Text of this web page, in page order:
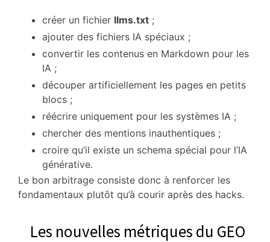
créer un fichier llms.txt ;
ajouter des fichiers IA spéciaux ;
convertir les contenus en Markdown pour les
IA ;
découper artificiellement les pages en petits
blocs ;
réécrire uniquement pour les systèmes IA ;
chercher des mentions inauthentiques ;
croire qu’il existe un schema spécial pour l’IA
générative.
Le bon arbitrage consiste donc à renforcer les
fondamentaux plutôt qu’à courir après des hacks.
Les nouvelles métriques du GEO